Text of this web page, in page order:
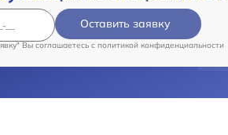
Оставить заявку
Вы соглашаетесь c политикой конфиденциальности